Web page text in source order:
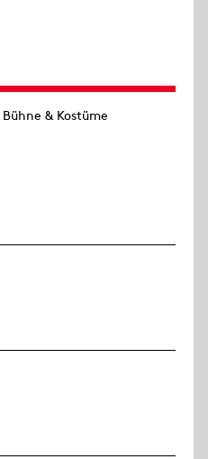
Bühne & Kostüme